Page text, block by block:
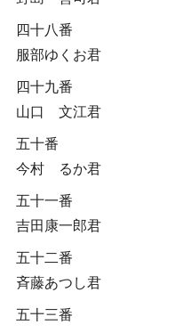
四十八番
服部ゆくお君
四十九番
山口 文江君
五十番
今村 るか君
五十一番
吉田康一郎君
五十二番
斉藤あつし君
五十三番